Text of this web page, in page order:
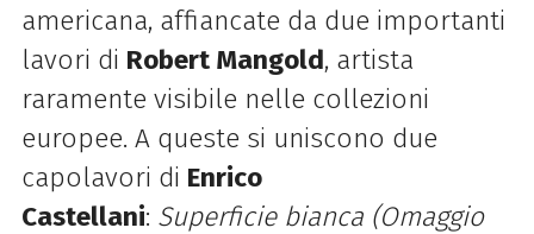
americana, affiancate da due importanti
lavori di Robert Mangold, artista
raramente visibile nelle collezioni
europee. A queste si uniscono due
capolavori di Enrico
Castellani: Superficie bianca (Omaggio